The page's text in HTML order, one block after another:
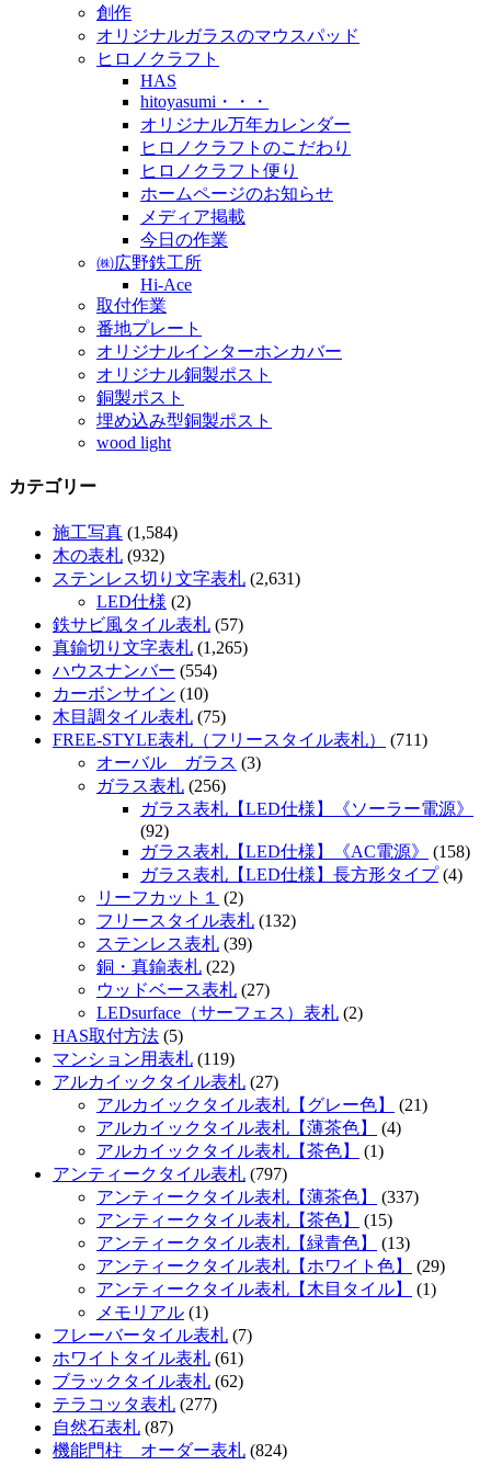
創作
オリジナルガラスのマウスパッド
ヒロノクラフト
HAS
hitoyasumi・・・
オリジナル万年カレンダー
ヒロノクラフトのこだわり
ヒロノクラフト便り
ホームページのお知らせ
メディア掲載
今日の作業
㈱広野鉄工所
Hi-Ace
取付作業
番地プレート
オリジナルインターホンカバー
オリジナル銅製ポスト
銅製ポスト
埋め込み型銅製ポスト
wood light
カテゴリー
施工写真 (1,584)
木の表札 (932)
ステンレス切り文字表札 (2,631)
LED仕様 (2)
鉄サビ風タイル表札 (57)
真鍮切り文字表札 (1,265)
ハウスナンバー (554)
カーボンサイン (10)
木目調タイル表札 (75)
FREE-STYLE表札（フリースタイル表札）
(711)
オーバル ガラス (3)
ガラス表札 (256)
ガラス表札【LED仕様】《ソーラー電源》
(92)
ガラス表札【LED仕様】《AC電源》
(158)
ガラス表札【LED仕様】長方形タイプ(4)
リーフカット１
(2)
フリースタイル表札 (132)
ステンレス表札 (39)
銅・真鍮表札 (22)
ウッドベース表札 (27)
LEDsurface（サーフェス）表札 (2)
HAS取付方法 (5)
マンション用表札 (119)
アルカイックタイル表札 (27)
アルカイックタイル表札【グレー色】
(21)
アルカイックタイル表札【薄茶色】
(4)
アルカイックタイル表札【茶色】
(1)
アンティークタイル表札 (797)
アンティークタイル表札【薄茶色】
(337)
アンティークタイル表札【茶色】
(15)
アンティークタイル表札【緑青色】
(13)
アンティークタイル表札【ホワイト色】
(29)
アンティークタイル表札【木目タイル】
(1)
メモリアル (1)
フレーバータイル表札 (7)
ホワイトタイル表札 (61)
ブラックタイル表札 (62)
テラコッタ表札 (277)
自然石表札 (87)
機能門柱 オーダー表札 (824)